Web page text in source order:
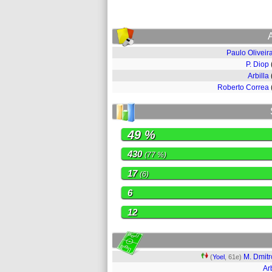
Paulo
P. Diop
Arbilla
Roberto Correa
49 %
430(77 %)
17(6)
6
12
(Yoel , 61e) M.